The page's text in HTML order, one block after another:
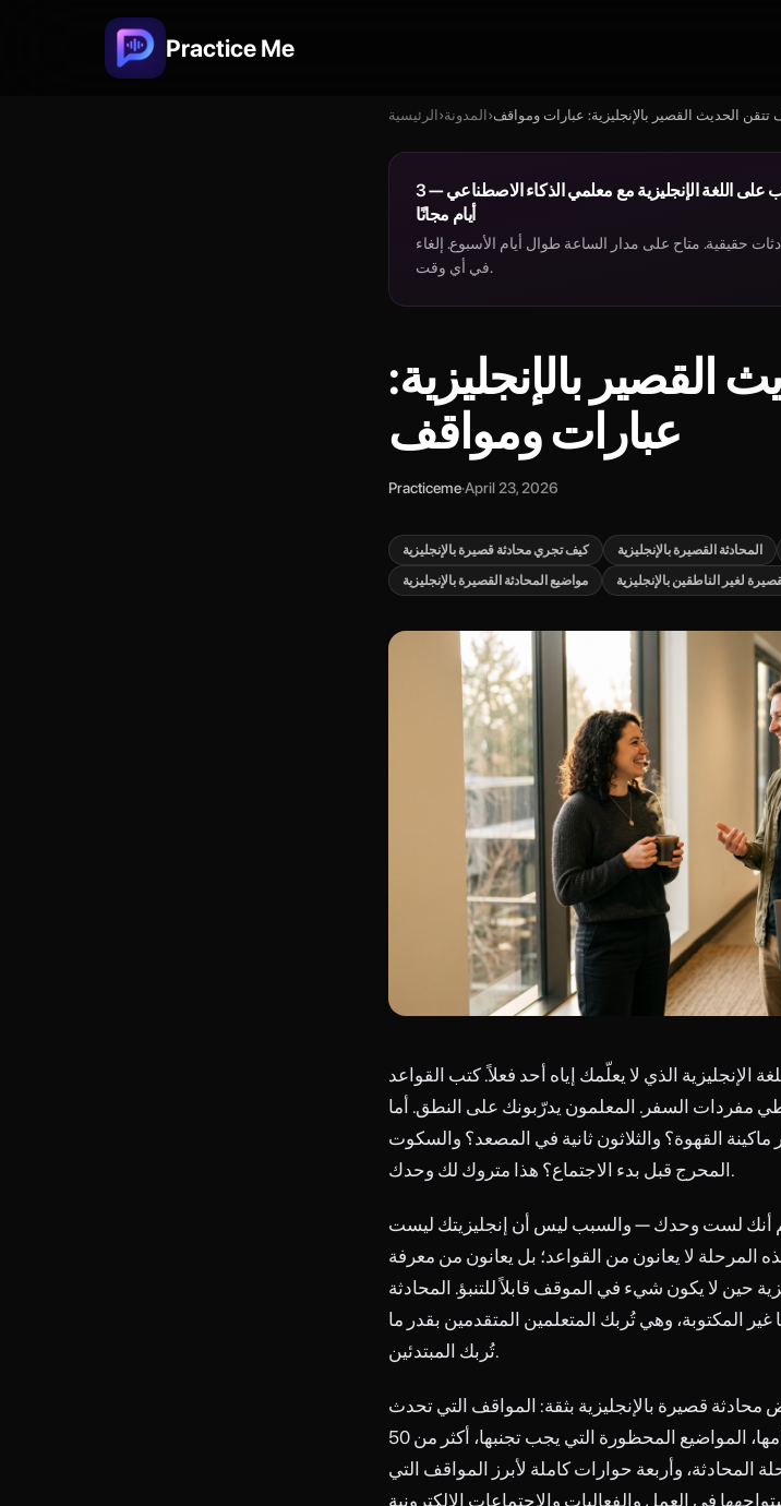
Practice Me
الرئيسية ›المدونة ›تتقن الحديث القصير بالإنجليزية: عبارات ومواقف
تدرّب على اللغة الإنجليزية مع معلمي الذكاء الاصطناعي — 3
أيام مجانًا
حقيقية. متاح على مدار الساعة طوال أيام الأسبوع. إلغاء
في أي وقت.
القصير بالإنجليزية:
عبارات ومواقف
Practiceme·April 23, 2026
كيف تجري محادثة قصيرة بالإنجليزية المحادثة القصيرة بالإنجليزية
مواضيع المحادثة القصيرة بالإنجليزية
لغير الناطقين بالإنجليزية
الإنجليزية الذي لا يعلّمك إياه أحد فعلاً. كتب القواعد
مفردات السفر. المعلمون يدرّبونك على النطق. أما
القهوة؟ والثلاثون ثانية في المصعد؟ والسكوت
المحرج قبل بدء الاجتماع؟ هذا متروك لك وحدك.
أنك لست وحدك — والسبب ليس أن إنجليزيتك ليست
المرحلة لا يعانون من القواعد؛ بل يعانون من معرفة
حين لا يكون شيء في الموقف قابلاً للتنبؤ. المحادثة
غير المكتوبة، وهي تُربك المتعلمين المتقدمين بقدر ما
تُربك المبتدئين.
قصيرة بالإنجليزية بثقة: المواقف التي تحدث
فيها، المواضيع الآمنة التي يمكن استخدامها، المواضيع المحظورة التي يجب تجنبها، أكثر من 50
وأربعة حوارات كاملة لأبرز المواقف التي